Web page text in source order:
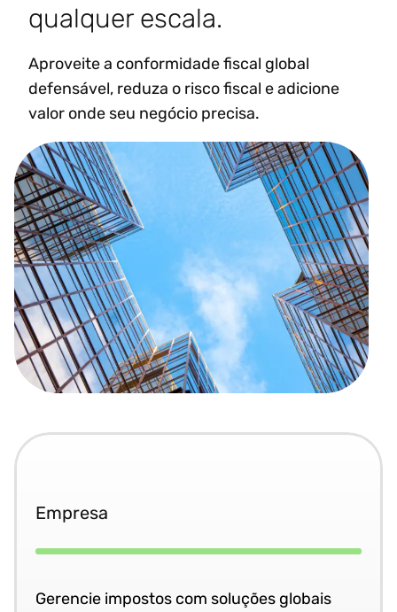
qualquer escala.
Aproveite a conformidade fiscal global
defensável, reduza o risco fiscal e adicione
valor onde seu negócio precisa.
Empresa
Gerencie impostos com soluções globais